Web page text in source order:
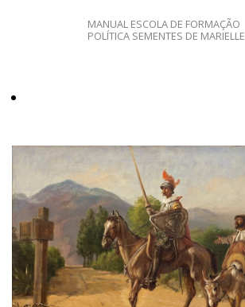
MANUAL ESCOLA DE FORMAÇÃO
POLÍTICA SEMENTES DE MARIELLE